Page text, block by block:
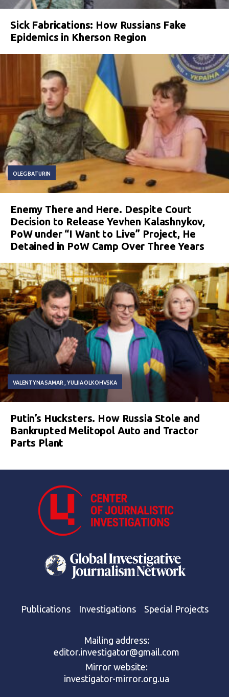
Sick Fabrications: How Russians Fake
Epidemics in Kherson Region
OLEG BATURIN
Enemy There and Here. Despite Court
Decision to Release Yevhen Kalashnykov,
PoW under “I Want to Live” Project, He
Detained in PoW Camp Over Three Years
VALENTYNA SAMAR YULIIA OLKOHVSKA
Putin’s Hucksters. How Russia Stole and
Bankrupted Melitopol Auto and Tractor
Parts Plant
Publications Investigations Special Projects
Mailing address:
editor.investigator@gmail.com
Mirror website:
investigator-mirror.org.ua